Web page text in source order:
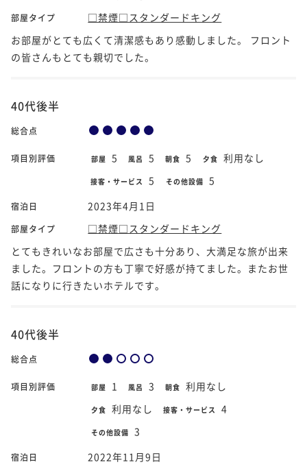
部屋タイプ
□禁煙□スタンダードキング
お部屋がとても広くて清潔感もあり感動しました。 フロント
の皆さんもとても親切でした。
40代後半
総合点
項目別評価 部屋 5 風呂 5 朝食 5 夕食 利用なし
接客・サービス 5 その他設備 5
宿泊日 2023年4月1日
部屋タイプ
□禁煙□スタンダードキング
とてもきれいなお部屋で広さも十分あり、大満足な旅が出来
ました。フロントの方も丁寧で好感が持てました。またお世
話になりに行きたいホテルです。
40代後半
総合点
項目別評価 部屋 1 風呂 3 朝食 利用なし
夕食 利用なし 接客・サービス 4
その他設備 3
宿泊日 2022年11月9日